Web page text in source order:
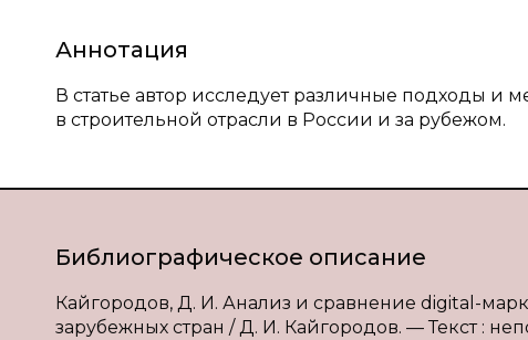
Аннотация
В статье автор исследует различные подходы и
в строительной отрасли в России и за рубежом.
Библиографическое описание
Кайгородов, Д. И. Анализ и сравнение digital-
зарубежных стран / Д. И. Кайгородов. — Текст :